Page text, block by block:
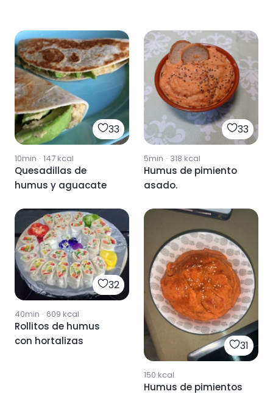
33
10min · 147kcal
Quesadillas de
humus y aguacate
33
5min · 318 kcal
Humus de pimiento
asado.
32
40min · 609 kcal
Rollitos de humus
con hortalizas
31
150 kcal
Humus de pimientos